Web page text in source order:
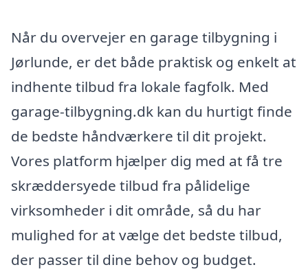
Når du overvejer en garage tilbygning i
Jørlunde, er det både praktisk og enkelt at
indhente tilbud fra lokale fagfolk. Med
garage-tilbygning.dk kan du hurtigt finde
de bedste håndværkere til dit projekt.
Vores platform hjælper dig med at få tre
skræddersyede tilbud fra pålidelige
virksomheder i dit område, så du har
mulighed for at vælge det bedste tilbud,
der passer til dine behov og budget.